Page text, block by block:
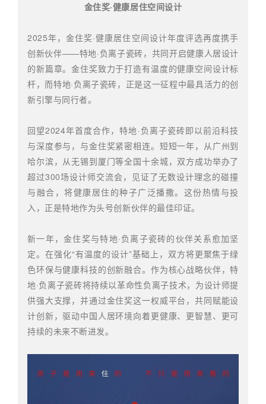
金住奖·健康居住空间设计
2025年，金住奖·健康居住空间设计年度评选再度携手
创新伙伴——特地·负离子瓷砖，共同开启健康人居设计
的新篇章。金住奖致力于打造有温度的健康空间设计标
杆，而特地·负离子瓷砖，正是这一征程中最具活力的创
新引擎与同行者。
回望2024年首度合作，特地·负离子瓷砖即以前沿科技
与深度参与，与金住奖紧密相连。短短一年，从广州到
哈尔滨，从无锡到厦门等全国十余城，双方成功举办了
超过300场设计师交流会，见证了无数设计理念的碰撞
与融合，将健康居住的种子广泛播撒。这份热情与投
入，正是特地作为头号创新伙伴的最佳印证。
新一年，金住奖与特地·负离子瓷砖的伙伴关系愈加坚
定。在强化“有温度的设计”基础上，双方将更聚焦于绿
色环保与健康科技的创新融合。作为核心战略伙伴，特
地·负离子瓷砖将持续以革命性负离子技术，为设计师提
供强大支撑，并通过金住奖这一权威平台，共同赋能设
计创新，驱动中国人居环境向着更健康、更智慧、更可
持续的未来不断进发。